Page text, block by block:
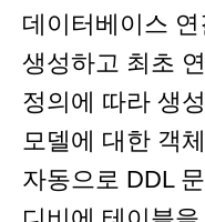
데이터베이스
생성하고 최초
정의에 따라 생
모델에 대한 객
자동으로 DDL